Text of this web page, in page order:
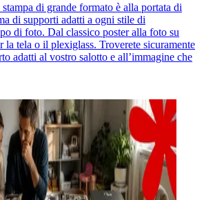
di grande formato è alla portata di
di supporti adatti a ogni stile di
di foto. Dal classico poster alla foto su
la tela o il plexiglass. Troverete sicuramente
adatti al vostro salotto e all’immagine che